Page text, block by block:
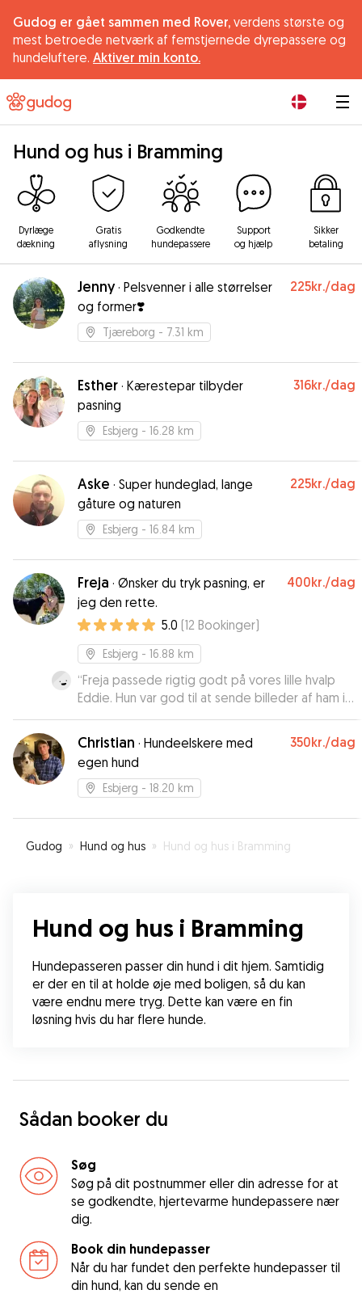
Gudog er gået sammen med Rover, verdens største og
mest betroede netværk af femstjernede dyrepassere og
hundeluftere. Aktiver min konto.
Hund og hus i Bramming
Dyrlæge
dækning
Gratis
aflysning
Godkendte
hundepassere
Support
og hjælp
Sikker
betaling
Jenny· Pelsvenner i alle størrelser
og former❣️
225kr./dag
Tjæreborg - 7.31 km
Esther · Kærestepar tilbyder
pasning
316kr./dag
Esbjerg - 16.28 km
Aske · Super hundeglad, lange
gåture og naturen
225kr./dag
Esbjerg - 16.84 km
Freja · Ønsker du tryk pasning, er
jeg den rette.
400kr./dag
5.0 (12 Bookinger)
Esbjerg - 16.88 km
“Freja passede rigtig godt på vores lille hvalp
Eddie. Hun var god til at sende billeder af ham i
løbet af dagen, så vi fulgte lidt med i, hvad han
lavede og hvordan han havde det 😊
”
Christian · Hundeelskere med
egen hund
350kr./dag
Esbjerg - 18.20 km
Gudog » Hund og hus » Hund og hus i Bramming
Hund og hus i Bramming
Hundepasseren passer din hund i dit hjem. Samtidig
er der en til at holde øje med boligen, så du kan
være endnu mere tryg. Dette kan være en fin
løsning hvis du har flere hunde.
Sådan booker du
Søg
Søg på dit postnummer eller din adresse for at
se godkendte, hjertevarme hundepassere nær
dig.
Book din hundepasser
Når du har fundet den perfekte hundepasser til
din hund, kan du sende en